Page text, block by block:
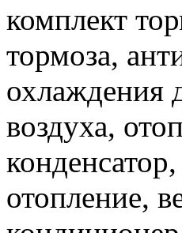
комплект
тормоза,
охлаждения
воздуха,
отопление,